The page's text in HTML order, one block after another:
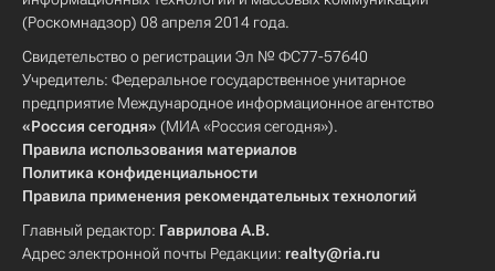
(Роскомнадзор) 08 апреля 2014 года.
Свидетельство о регистрации Эл № ФС77-57640
Учредитель: Федеральное государственное унитарное
предприятие Международное информационное агентство
«Россия сегодня» (МИА «Россия сегодня»).
Правила использования материалов
Политика конфиденциальности
Правила применения рекомендательных технологий
Главный редактор: Гаврилова А.В.
Адрес электронной почты Редакции: realty@ria.ru